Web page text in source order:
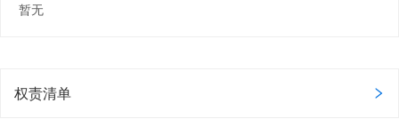
暂无
权责清单